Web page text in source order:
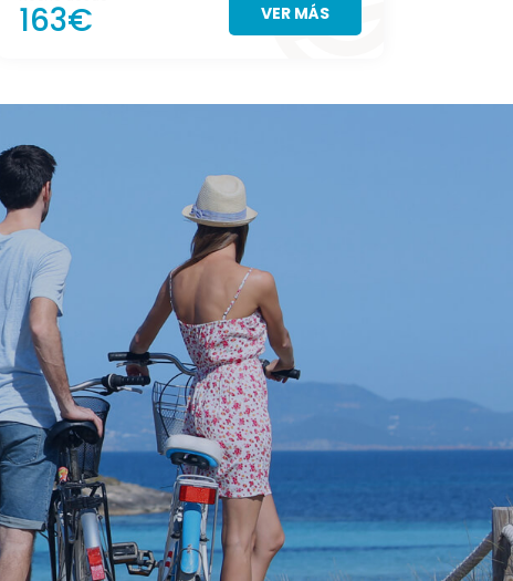
163€ VER MÁS